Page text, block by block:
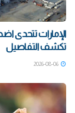
الإمارات تتحدى
تكشف التفاصيل